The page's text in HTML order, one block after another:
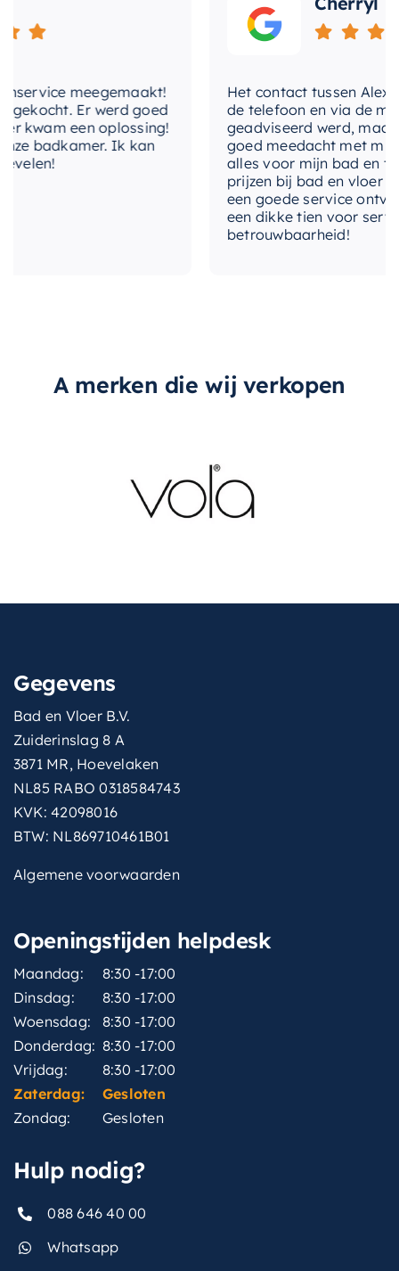
design
in smoke en talc geeft het een unieke
uitstraling die gegarandeerd de aandacht trekt.
perfect bij elk kleurenschema, waardoor deze nis
een waardevolle aanvulling is op elke badkamer.
meegemaakt!
Er werd goed
een oplossing!
badkamer. Ik kan
Het contact tussen Alex
de telefoon en via de mail,
geadviseerd werd, maar
goed meedacht met mij.
alles voor mijn bad en
prijzen bij bad en vloer
een goede service
een dikke tien voor
betrouwbaarheid!
A merken die wij verkopen
Gegevens
Bad en Vloer B.V.
Zuiderinslag 8 A
3871 MR, Hoevelaken
NL85 RABO 0318584743
KVK: 42098016
BTW: NL869710461B01
Algemene voorwaarden
Openingstijden helpdesk
Maandag:
8:30 -17:00
Dinsdag:
8:30 -17:00
Woensdag:
8:30 -17:00
Donderdag: 8:30 -17:00
Vrijdag:
8:30 -17:00
Zaterdag:
Gesloten
Zondag:
Gesloten
Hulp nodig?
088 646 40 00
Whatsapp